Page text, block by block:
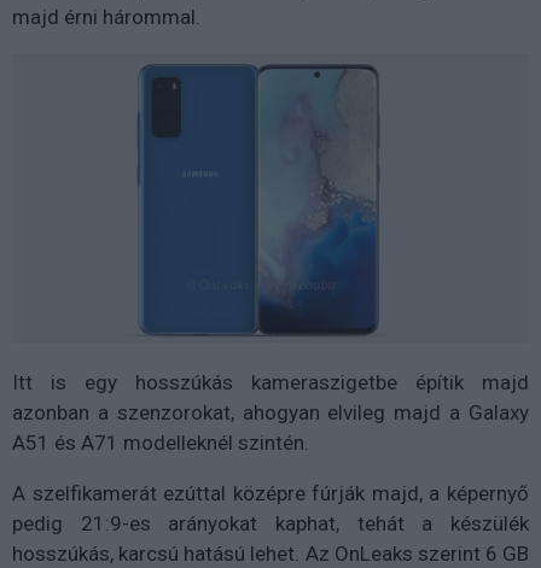
majd érni hárommal.
Itt is egy hosszúkás kameraszigetbe építik majd
azonban a szenzorokat, ahogyan elvileg majd a Galaxy
A51 és A71 modelleknél szintén.
A szelfikamerát ezúttal középre fúrják majd, a képernyő
pedig 21:9-es arányokat kaphat, tehát a készülék
hosszúkás, karcsú hatású lehet. Az OnLeaks szerint 6 GB